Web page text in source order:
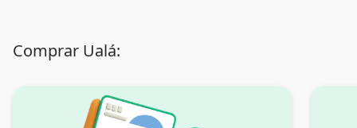
Comprar Ualá: